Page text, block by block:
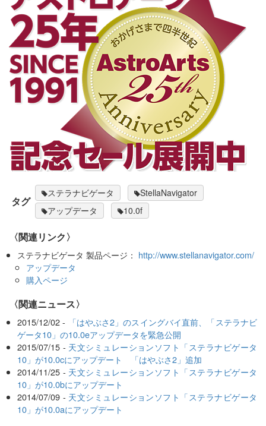
タグ
ステラナビゲータ
StellaNavigator
アップデータ
10.0f
〈関連リンク〉
ステラナビゲータ 製品ページ： http://www.stellanavigator.com/
アップデータ
購入ページ
〈関連ニュース〉
2015/12/02 -
「はやぶさ2」のスイングバイ直前、「ステラナビ
ゲータ10」の10.0eアップデータを緊急公開
2015/07/15 - 天文シミュレーションソフト「ステラナビゲータ
10」が10.0cにアップデート 「はやぶさ2」追加
2014/11/25 - 天文シミュレーションソフト「ステラナビゲータ
10」が10.0bにアップデート
2014/07/09 - 天文シミュレーションソフト「ステラナビゲータ
10」が10.0aにアップデート